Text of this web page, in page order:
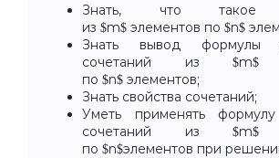
Знать, что такое
из $m$ элементов по $n$
Знать вывод формулы
сочетаний из $m$
по $n$ элементов;
Знать свойства сочетаний;
Уметь применять
сочетаний из $m$
по $n$элементов при